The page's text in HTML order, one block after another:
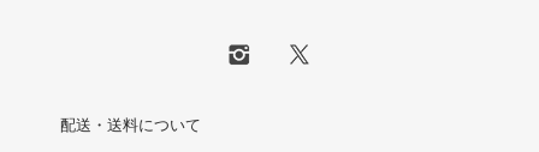
配送・送料について